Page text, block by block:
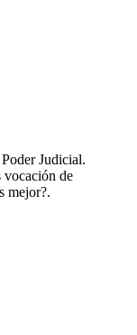
Judicial.
vocación de
mejor?.